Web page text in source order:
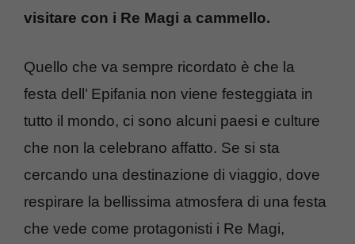
visitare con i Re Magi a cammello.
Quello che va sempre ricordato è che la
festa dell’ Epifania non viene festeggiata in
tutto il mondo, ci sono alcuni paesi e culture
che non la celebrano affatto. Se si sta
cercando una destinazione di viaggio, dove
respirare la bellissima atmosfera di una festa
che vede come protagonisti i Re Magi,